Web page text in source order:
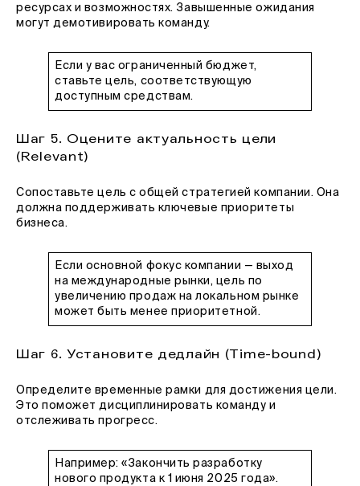
ресурсах и возможностях. Завышенные ожидания
могут демотивировать команду.
Если у вас ограниченный бюджет,
ставьте цель, соответствующую
доступным средствам.
Шаг 5. Оцените актуальность цели
(Relevant)
Сопоставьте цель с общей стратегией компании. Она
должна поддерживать ключевые приоритеты
бизнеса.
Если основной фокус компании — выход
на международные рынки, цель по
увеличению продаж на локальном рынке
может быть менее приоритетной.
Шаг 6. Установите дедлайн (Time-bound)
Определите временные рамки для достижения цели.
Это поможет дисциплинировать команду и
отслеживать прогресс.
Например: «Закончить разработку
нового продукта к 1 июня 2025 года».